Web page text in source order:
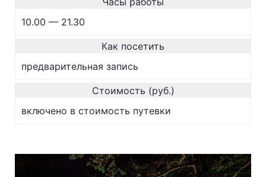
10.00 — 21.30
Как посетить
предварительная запись
Стоимость (руб.)
включено в стоимость путевки